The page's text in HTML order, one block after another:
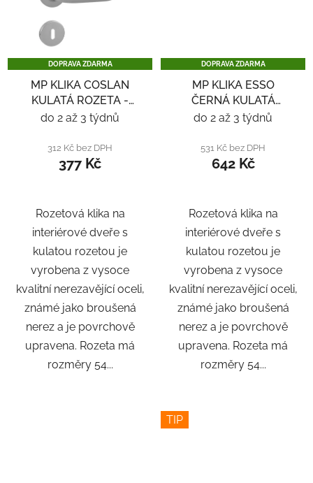
DOPRAVA ZDARMA
MP KLIKA COSLAN
KULATÁ ROZETA -
NEREZ
do 2 až 3 týdnů
312 Kč bez DPH
377 Kč
Rozetová klika na
interiérové ​​dveře s
kulatou rozetou je
vyrobena z vysoce
kvalitní nerezavějící oceli,
známé jako broušená
nerez a je povrchově
upravena. Rozeta má
rozměry 54...
DOPRAVA ZDARMA
MP KLIKA ESSO
ČERNÁ KULATÁ
ROZETA - ČERNÁ
do 2 až 3 týdnů
531 Kč bez DPH
642 Kč
Rozetová klika na
interiérové ​​dveře s
kulatou rozetou je
vyrobena z vysoce
kvalitní nerezavějící oceli,
známé jako broušená
nerez a je povrchově
upravena. Rozeta má
rozměry 54...
TIP